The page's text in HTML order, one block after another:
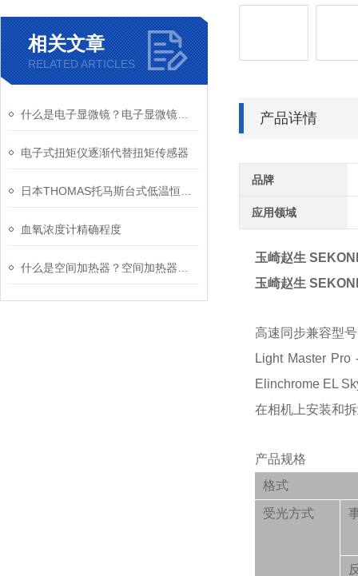
相关文章
RELATED ARTICLES
电子式扭矩仪逐渐代替扭矩传感器
血氧浓度计精确程度
产品详情
品牌
应用领域
玉崎赵生
玉崎赵生
高速同步兼容型
Light Master
Elinchrome EL
在相机上安装和
产品规格
格式
受光方式